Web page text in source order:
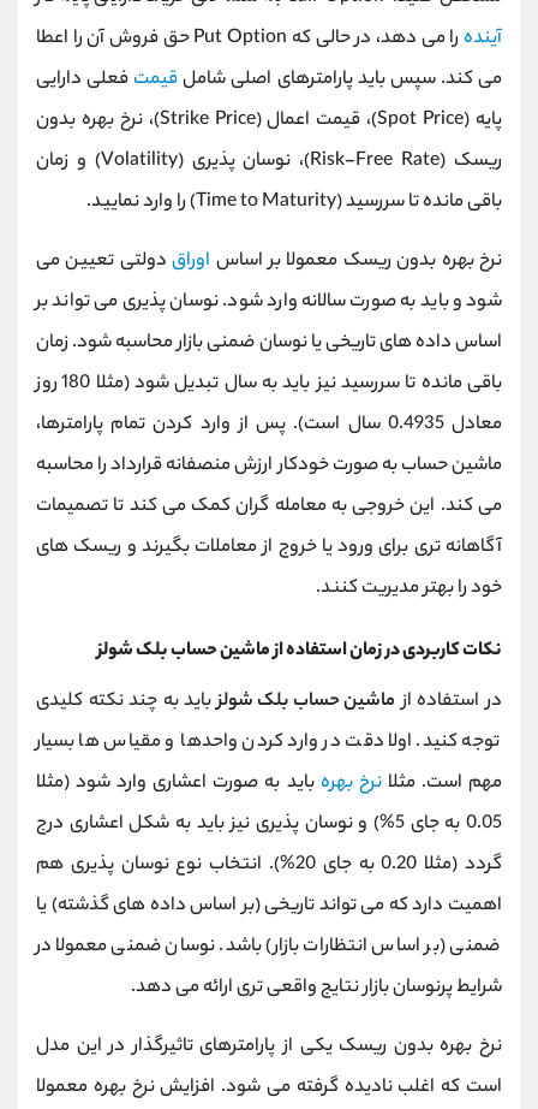
آینده
را می ‌دهد، در حالی که Put Option حق فروش آن را اعطا
می ‌کند. سپس باید پارامترهای اصلی شاملقیمت فعلی دارایی
پایه (Spot Price)، قیمت اعمال (Strike Price)، نرخ بهره بدون
ریسک (Risk-Free Rate)، نوسان ‌پذیری (Volatility) و زمان
باقی ‌مانده تا سررسید (Time to Maturity) را وارد نمایید.
نرخ بهره بدون ریسک معمولا بر اساس اوراقدولتی تعیین می
‌شود و باید به صورت سالانه وارد شود. نوسان ‌پذیری می ‌تواند بر
اساس داده ‌های تاریخی یا نوسان ضمنی بازار محاسبه شود. زمان
باقی ‌مانده تا سررسید نیز باید به سال تبدیل شود (مثلا 180 روز
معادل 0.4935 سال است). پس از وارد کردن تمام پارامترها،
ماشین‌ حساب به صورت خودکار ارزش منصفانه قرارداد را محاسبه
می کند. این خروجی به معامله ‌گران کمک می ‌کند تا تصمیمات
آگاهانه ‌تری برای ورود یا خروج از معاملات بگیرند و ریسک ‌های
خود را بهتر مدیریت کنند.
نکات کاربردی در زمان استفاده از ماشین حساب بلک شولز
در استفاده ازماشین حساب بلک شولزباید به چند نکته کلیدی
توجه کنید. اولا دقت در وارد کردن واحدها و مقیاس ‌ها بسیار
مهم است. مثلانرخ بهره باید به صورت اعشاری وارد شود (مثلا
0.05 به جای 5%) و نوسان ‌پذیری نیز باید به شکل اعشاری درج
گردد (مثلا 0.20 به جای 20%). انتخاب نوع نوسان‌ پذیری هم
اهمیت دارد که می ‌تواند تاریخی (بر اساس داده‌ های گذشته) یا
ضمنی (بر اساس انتظارات بازار) باشد. نوسان ضمنی معمولا در
شرایط پرنوسان بازار نتایج واقعی ‌تری ارائه می ‌دهد.
نرخ بهره بدون ریسک یکی از پارامترهای تاثیرگذار در این مدل
است که اغلب نادیده گرفته می ‌شود. افزایش نرخ بهره معمولا